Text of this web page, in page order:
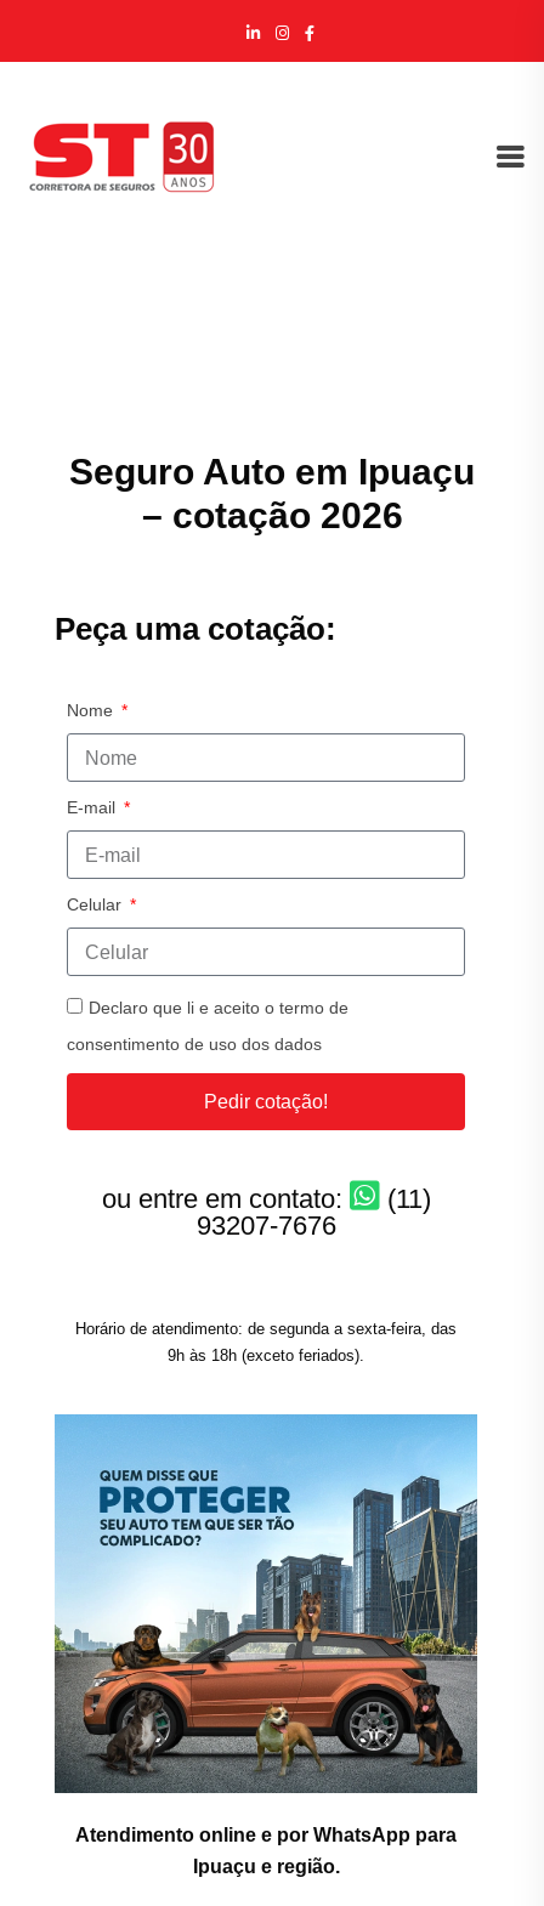
Seguro Auto em Ipuaçu
– cotação 2026
Peça uma cotação:
Nome
E-mail
Celular
Declaro que li e aceito o termo de
consentimento de uso dos dados
Pedir cotação!
ou entre em contato:
(11)
93207-7676
Horário de atendimento: de segunda a sexta-feira, das
9h às 18h (exceto feriados).
Atendimento online e por WhatsApp para
Ipuaçu e região.